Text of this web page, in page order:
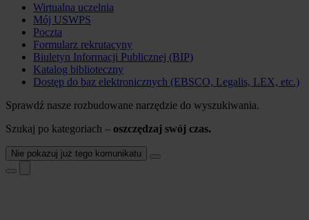
Wirtualna uczelnia
Mój USWPS
Poczta
Formularz rekrutacyny
Biuletyn Informacji Publicznej (BIP)
Katalog biblioteczny
Dostęp do baz elektronicznych (EBSCO, Legalis, LEX, etc.)
Sprawdź nasze rozbudowane narzędzie do wyszukiwania.
Szukaj po kategoriach – oszczędzaj swój czas.
Nie pokazuj już tego komunikatu